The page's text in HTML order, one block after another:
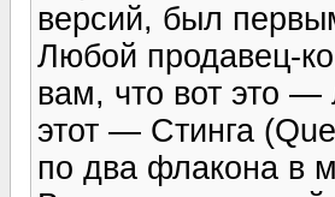
версий, был
Любой продавец-
вам, что вот это
этот — Стинга
по два флакона в